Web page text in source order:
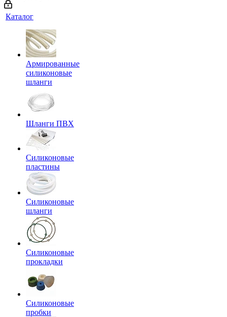
Каталог
Армированные
силиконовые
шланги
Шланги ПВХ
Силиконовые
пластины
Силиконовые
шланги
Силиконовые
прокладки
Силиконовые
пробки